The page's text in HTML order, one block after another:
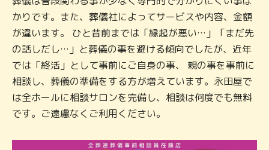
かりです。また、葬儀社によってサービスや内容、金額
が違います。 ひと昔前までは「縁起が悪い…」「まだ先
の話しだし…」と葬儀の事を避ける傾向でしたが、近年
では「終活」として事前にご自身の事、 親の事を事前に
相談し、葬儀の準備をする方が増えています。永田屋で
は全ホールに相談サロンを完備し、相談は何度でも無料
です。ご遠慮なくご利用ください。